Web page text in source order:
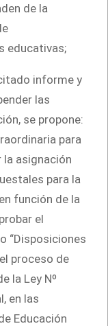
de la
educativas;
informe y
las
se propone:
para
asignación
para la
función de la
el
“Disposiciones
proceso de
la Ley Nº
en las
Educación